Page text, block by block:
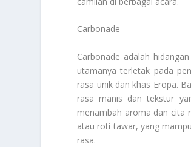
Carbonade
Carbonade adalah
utamanya terletak pada
rasa unik dan khas Eropa.
rasa manis dan tekstur
menambah aroma dan cita
atau roti tawar, yang
rasa.